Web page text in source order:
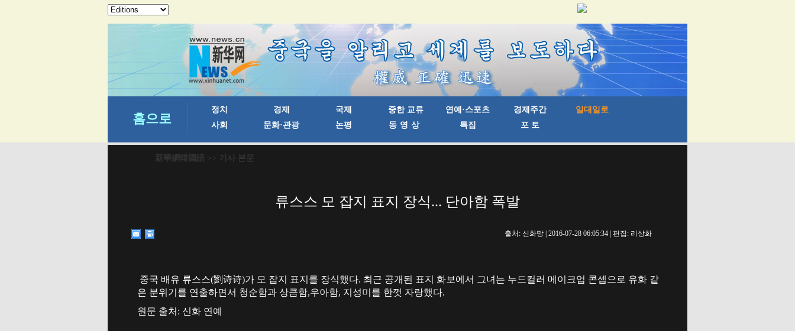
新華網韓國語 >> 기사 본문
류스스 모 잡지 표지 장식... 단아함 폭발
출처: 신화망 | 2016-07-28 06:05:34 | 편집: 리상화
중국 배유 류스스(劉诗诗)가 모 잡지 표지를 장식했다. 최근 공개된 표지 화보에서 그녀는 누드컬러 메이크업 콘셉으로 유화 같
은 분위기를 연출하면서 청순함과 상큼함,우아함, 지성미를 한껏 자랑했다.
원문 출처: 신화 연예